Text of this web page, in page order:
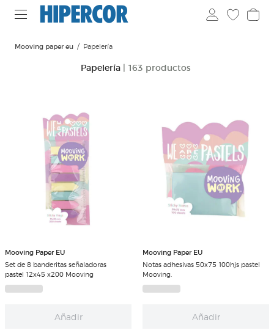
Mooving paper eu Papelería
Papelería | 163 productos
Mooving Paper EU
Set de 8 banderitas señaladoras
pastel 12x45 x200 Mooving
Añadir
Mooving Paper EU
Notas adhesivas 50x75 100hjs pastel
Mooving.
Añadir